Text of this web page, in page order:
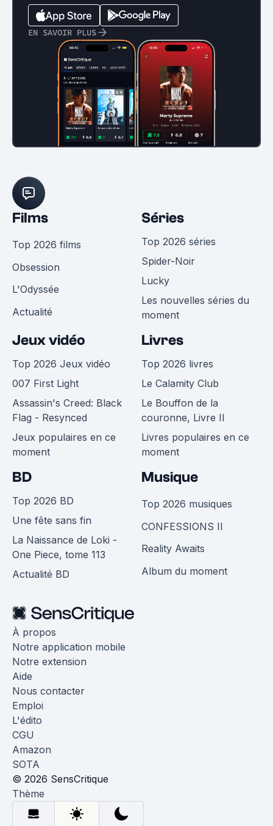
EN SAVOIR PLUS
Films
Top 2026 films
Obsession
L'Odyssée
Actualité
Séries
Top 2026 séries
Spider-Noir
Lucky
Les nouvelles séries du
moment
Jeux vidéo
Top 2026 Jeux vidéo
007 First Light
Assassin's Creed: Black
Flag - Resynced
Jeux populaires en ce
moment
Livres
Top 2026 livres
Le Calamity Club
Le Bouffon de la
couronne, Livre II
Livres populaires en ce
moment
BD
Top 2026 BD
Une fête sans fin
La Naissance de Loki -
One Piece, tome 113
Actualité BD
Musique
Top 2026 musiques
CONFESSIONS II
Reality Awaits
Album du moment
À propos
Notre application mobile
Notre extension
Aide
Nous contacter
Emploi
L'édito
CGU
Amazon
SOTA
© 2026 SensCritique
Thème